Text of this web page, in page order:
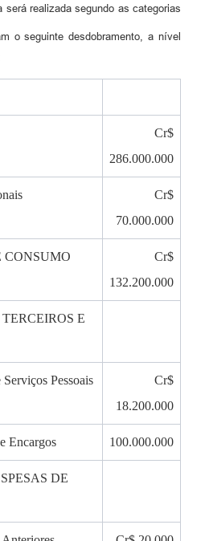
será realizada segundo as categorias
o seguinte desdobramento, a nível
Cr$
286.000.000
Cr$
70.000.000
CONSUMO
Cr$
132.200.000
E
Pessoais
Cr$
18.200.000
Encargos 100.000.000
DE